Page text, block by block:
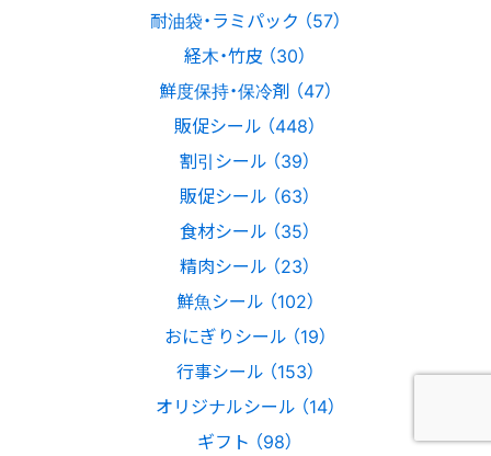
耐油袋・ラミパック （57）
経木・竹皮 （30）
鮮度保持・保冷剤 （47）
販促シール （448）
割引シール （39）
販促シール （63）
食材シール （35）
精肉シール （23）
鮮魚シール （102）
おにぎりシール （19）
行事シール （153）
オリジナルシール （14）
ギフト （98）